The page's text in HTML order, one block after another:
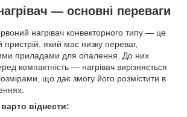
— основні переваги
нагрівач конвекторного типу — це
який має низку переваг,
приладами для опалення. До них
компактність — нагрівач вирізняється
що дає змогу його розмістити в
віднести: